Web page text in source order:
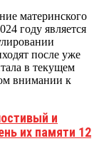
материнского
году является
после уже
в текущем
внимании к
и
их памяти 12